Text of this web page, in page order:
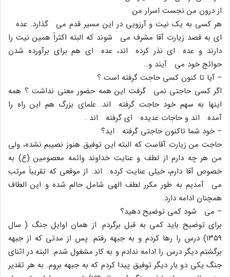
از درون من نجست اسرار من
هر کسى به یک نیت و آرزویى در این مسیر قدم مى گذارد. عده
اى به قصد زیارت آقا مشرف مى شوند که البته اکثراً همین نیت را
دارند و عده اى نذر کرده اند، عده اى هم براى برآورده شدن
حوائج خود مى آیند و…
– آیا تا کنون کسى حاجت گرفته است ؟
اگر کسى حاجتى نمى گرفت این همه حضور معنى نداشت ؟ همه
اینها به سهم خود حاجت گرفته اند. علماى بزرگ هم این راه را
آمده اند و حاجات عدیده اى گرفته اند .
– خود شما تاکنون حاجتى گرفته اید؟
حاجت من زیارت آقاست که البته این توفیق هنوز نصیبم نشده، ولى
من هر چه دارم از لطف و عنایت خداوند وائمه معصومین (ع) به
خصوص آقا دارم، خیلى عنایت کرده اند. از موقعى که تقریباً مرتب
مى آمدیم به طور مکرر لطف الهى شامل حالم شده و این الطاف
همچنان ادامه دارد.
– مى شود کمى توضیح دهید؟
براى توضیح باید کمى به قبل برگردم. از همان اوایل جنگ ( سال
۱۳۵۹) درس را رها کردم و به جبهه رفتم. پس از مدتى که از جبهه
برگشتم دیگر درس را ادامه ندادم و به کار مشغول شدم. البته در اثناى
جنگ یکى دو بار دیگر توفیق پیدا کردم که به جبهه بروم. به هر تقدیر